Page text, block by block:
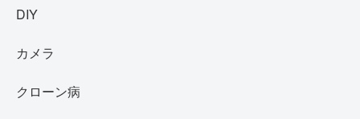
DIY
カメラ
クローン病